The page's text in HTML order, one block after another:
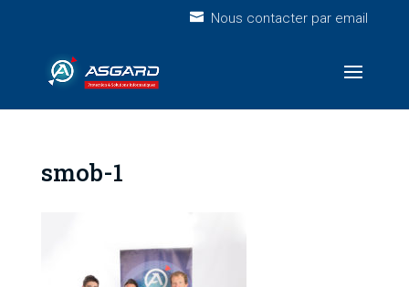
Nous contacter par email
smob-1